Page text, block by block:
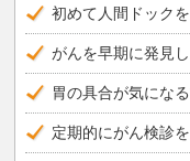
初めて人間ドック
がんを早期に発見
胃の具合が気にな
定期的にがん検診